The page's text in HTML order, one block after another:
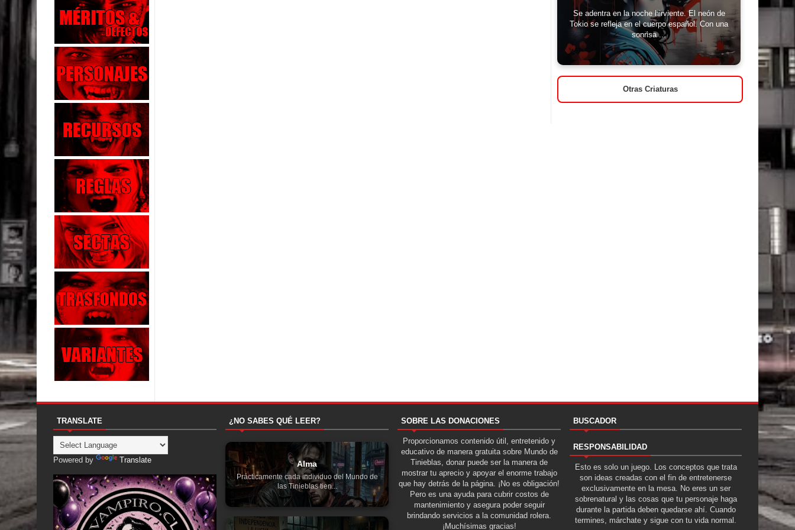
Se adentra en la noche hirviente. El neón de
Tokio se refleja en el cuerpo español. Con una
sonrisa ...
Otras Criaturas
TRANSLATE
Powered by Translate
¿NO SABES QUÉ LEER?
Alma
Prácticamente cada individuo del Mundo de
las Tinieblas tien...
SOBRE LAS DONACIONES
Proporcionamos contenido útil, entretenido y
educativo de manera gratuita sobre Mundo de
Tinieblas, donar puede ser la manera de
mostrar tu aprecio y apoyar el enorme trabajo
que hay detrás de la página. ¡No es obligación!
Pero es una ayuda para cubrir costos de
mantenimiento y asegura poder seguir
brindando servicios a la comunidad rolera.
¡Muchísimas gracias!
BUSCADOR
RESPONSABILIDAD
Esto es solo un juego. Los conceptos que trata
son ideas creadas con el fin de entretenerse
exclusivamente en la mesa. No eres un ser
sobrenatural y las cosas que tu personaje haga
durante la partida deben quedarse ahí. Cuando
termines, márchate y sigue con tu vida normal.